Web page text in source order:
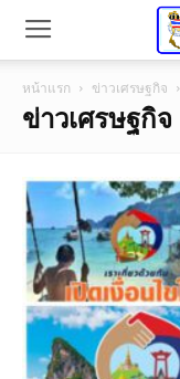
หน้าแรก ข่าวเศรษฐกิจ
ข่าวเศรษฐกิจ